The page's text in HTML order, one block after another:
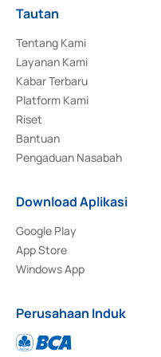
Tautan
Tentang Kami
Layanan Kami
Kabar Terbaru
Platform Kami
Riset
Bantuan
Pengaduan Nasabah
Download Aplikasi
Google Play
App Store
Windows App
Perusahaan Induk